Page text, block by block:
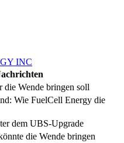
INC
Wende bringen soll
Wie FuelCell Energy die
dem UBS-Upgrade
die Wende bringen